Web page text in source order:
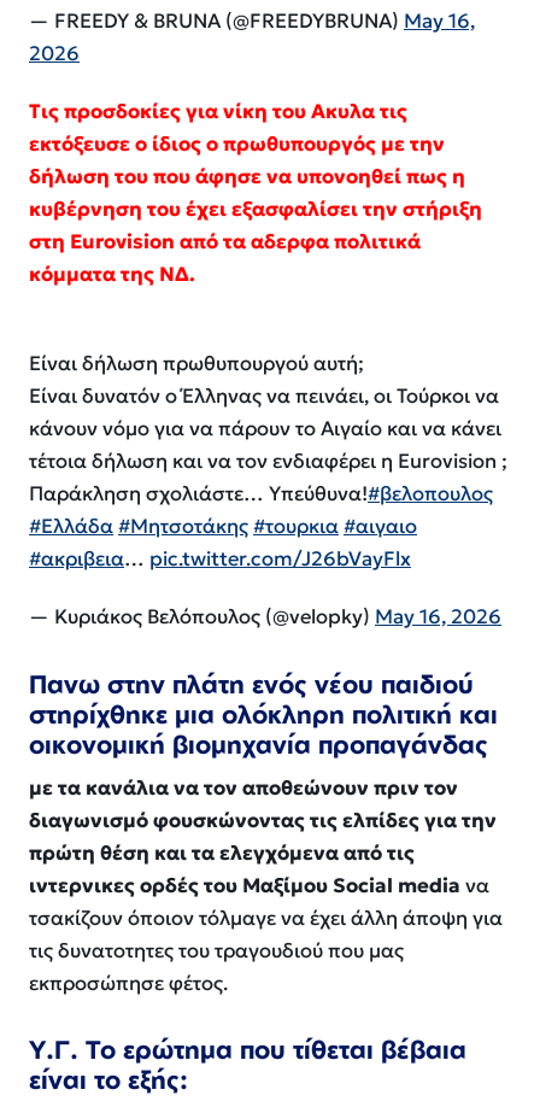
— FREEDY & BRUNA (@FREEDYBRUNA) May 16,
2026
Τις προσδοκίες για νίκη του Ακυλα τις
εκτόξευσε ο ίδιος ο πρωθυπουργός με την
δήλωση του που άφησε να υπονοηθεί πως η
κυβέρνηση του έχει εξασφαλίσει την στήριξη
στη Eurovision από τα αδερφα πολιτικά
κόμματα της ΝΔ.
Είναι δήλωση πρωθυπουργού αυτή;
Είναι δυνατόν ο Έλληνας να πεινάει, οι Τούρκοι να
κάνουν νόμο για να πάρουν το Αιγαίο και να κάνει
τέτοια δήλωση και να τον ενδιαφέρει η Εurovision ;
Παράκληση σχολιάστε… Υπεύθυνα!#βελοπουλος
#Ελλάδα#Μητσοτάκης#τουρκια#αιγαιο
#ακριβεια… pic.twitter.com/J26bVayFlx
— Κυριάκος Βελόπουλος (@velopky) May 16, 2026
Πανω στην πλάτη ενός νέου παιδιού
στηρίχθηκε μια ολόκληρη πολιτική και
οικονομική βιομηχανία προπαγάνδας
με τα κανάλια να τον αποθεώνουν πριν τον
διαγωνισμό φουσκώνοντας τις ελπίδες για την
πρώτη θέση και τα ελεγχόμενα από τις
ιντερνικες ορδές του Μαξίμου Social media να
τσακίζουν όποιον τόλμαγε να έχει άλλη άποψη για
τις δυνατοτητες του τραγουδιού που μας
εκπροσώπησε φέτος.
Υ.Γ. Το ερώτημα που τίθεται βέβαια
είναι το εξής: